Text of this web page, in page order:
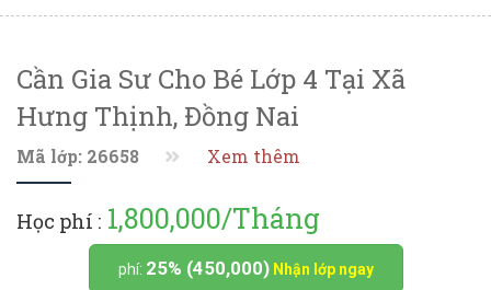
Cần Gia Sư Cho Bé Lớp 4 Tại Xã
Hưng Thịnh, Đồng Nai
Mã lớp: 26658 Xem thêm
Học phí : 1,800,000/Tháng
phí: 25% (450,000) Nhận lớp ngay